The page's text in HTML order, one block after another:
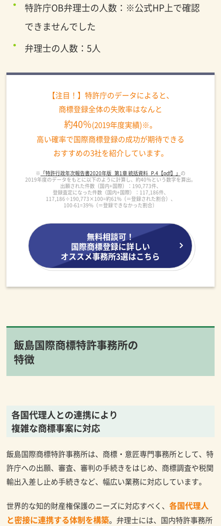
特許庁OB弁理士の人数：※公式HP上で確認
できませんでした
弁理士の人数：5人
【注目！】特許庁のデータによると、
商標登録全体の失敗率はなんと
約40％(2019年度実績)※。
高い確率で国際商標登録の成功が期待できる
おすすめの3社を紹介しています。
※ 「特許行政年次報告書2020年版_第1章 統括資料_P.4【pdf】」 の
2019年度のデータをもとに以下のように計算し、約40％という数字を算出。
出願された件数（国内+国際）：190,773件、
登録査定になった件数（国内+国際）：117,186件、
117,186÷190,773×100=約61%（＝登録された割合）、
100-61=39%（＝登録できなかった割合）
無料相談可！
国際商標登録に詳しい
オススメ事務所3選はこちら
飯島国際商標特許事務所の
特徴
各国代理人との連携により
複雑な商標事案に対応
飯島国際商標特許事務所は、商標・意匠専門事務所として、特
許庁への出願、審査、審判の手続きをはじめ、商標調査や税関
輸出入差し止め手続きなど、幅広い業務に対応しています。
世界的な知的財産権保護のニーズに対応すべく、各国代理人
と密接に連携する体制を構築。弁理士には、国内特許事務所